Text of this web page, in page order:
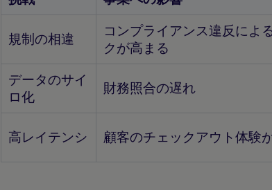
規制の相違
コンプライアンス違反によ
クが高まる
データのサイ
ロ化
財務照合の遅れ
高レイテンシ 顧客のチェックアウト体験